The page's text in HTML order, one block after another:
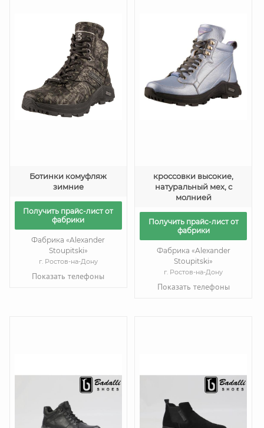
Ботинки комуфляж
зимние
Получить прайс-лист от
фабрики
Фабрика «Alexander
Stoupitski»
г. Ростов-на-Дону
Показать телефоны
кроссовки высокие,
натуральный мех, с
молнией
Получить прайс-лист от
фабрики
Фабрика «Alexander
Stoupitski»
г. Ростов-на-Дону
Показать телефоны